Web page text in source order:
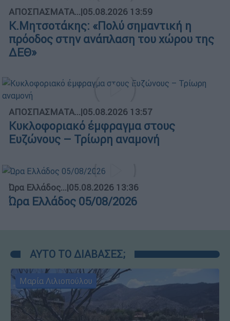
ΑΠΟΣΠΑΣΜΑΤΑ...|05.08.2026 13:59
Κ.Μητσοτάκης: «Πολύ σημαντική η
πρόοδος στην ανάπλαση του χώρου της
ΔΕΘ»
ΑΠΟΣΠΑΣΜΑΤΑ...|05.08.2026 13:57
Κυκλοφοριακό έμφραγμα στους
Ευζώνους – Τρίωρη αναμονή
Ώρα Ελλάδος...|05.08.2026 13:36
Ώρα Ελλάδος 05/08/2026
ΑΥΤΟ ΤΟ ΔΙΑΒΑΣΕΣ;
Μαρία Λιλιοπούλου